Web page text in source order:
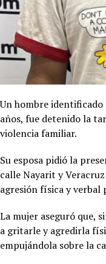
Un hombre identificado
años, fue detenido la
violencia familiar.
Su esposa pidió la
calle Nayarit y
agresión física y verbal
La mujer aseguró que,
a gritarle y agredirla
empujándola sobre la